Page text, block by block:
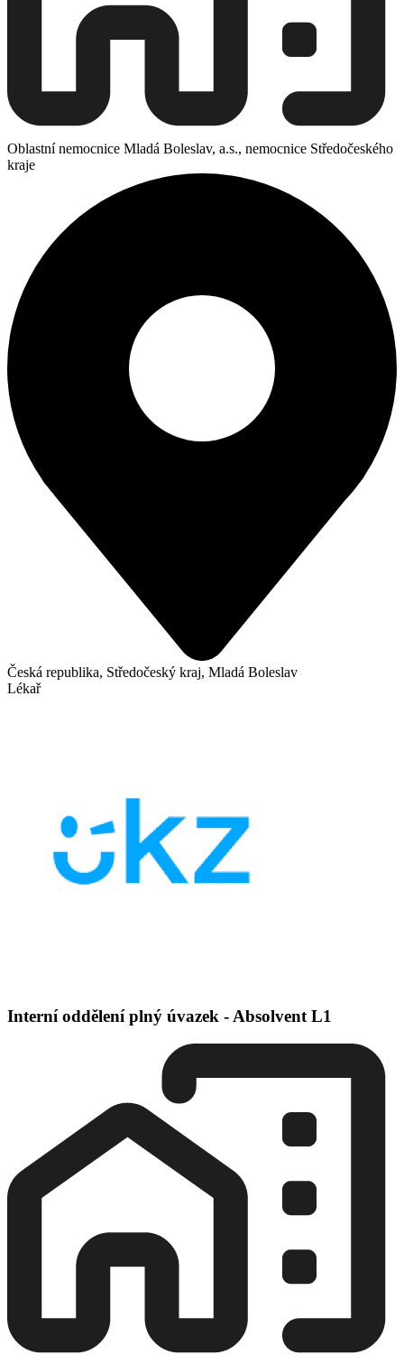
Oblastní nemocnice Mladá Boleslav, a.s., nemocnice Středočeského
kraje
Česká republika, Středočeský kraj, Mladá Boleslav
Lékař
Interní oddělení plný úvazek - Absolvent L1